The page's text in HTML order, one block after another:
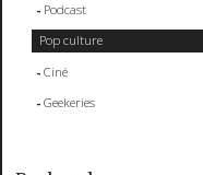
Podcast
Pop culture
Ciné
Geekeries